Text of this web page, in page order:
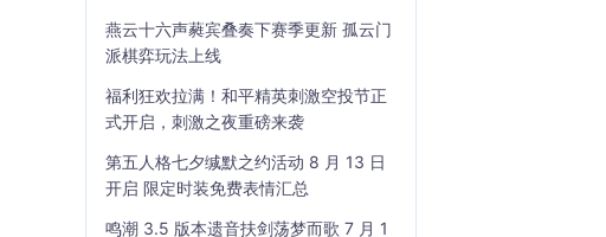
燕云十六声蕤宾叠奏下赛季更新 孤云门
派棋弈玩法上线
福利狂欢拉满！和平精英刺激空投节正
式开启，刺激之夜重磅来袭
第五人格七夕缄默之约活动 8 月 13 日
开启 限定时装免费表情汇总
鸣潮 3.5 版本遗音扶剑荡梦而歌 7 月 1